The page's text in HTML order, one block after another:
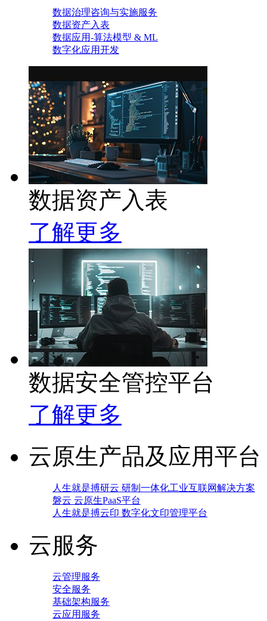
数据治理咨询与实施服务
数据资产入表
数据应用-算法模型 & ML
数字化应用开发
数据资产入表
了解更多
数据安全管控平台
了解更多
云原生产品及应用平台
人生就是搏研云 研制一体化工业互联网解决方案
磐云 云原生PaaS平台
人生就是搏云印 数字化文印管理平台
云服务
云管理服务
安全服务
基础架构服务
云应用服务